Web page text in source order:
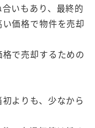
いもあり、最終的
価格で物件を売却
で売却するための
よりも、少なから